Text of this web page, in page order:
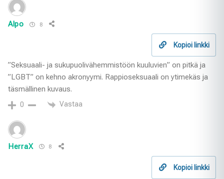
Alpo 8
Kopioi linkki
”Seksuaali- ja sukupuolivähemmistöön kuuluvien” on pitkä ja
”LGBT” on kehno akronyymi. Rappioseksuaali on ytimekäs ja
täsmällinen kuvaus.
0 Vastaa
HerraX 8
Kopioi linkki